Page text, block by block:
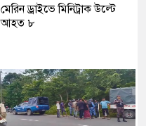
মেরিন ড্রাইভে মিনিট্রাক উল্টে
আহত ৮